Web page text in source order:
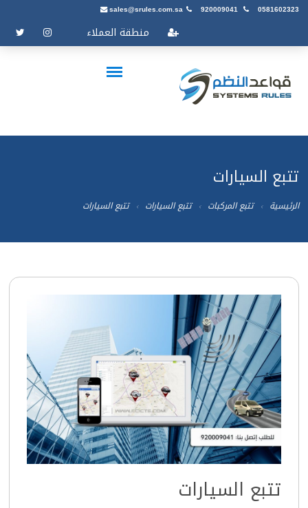
sales@srules.com.sa 920009041 0581602323
منطقة العملاء
تتبع السيارات
الرئيسية تتبع المركبات تتبع السيارات تتبع السيارات
تتبع السيارات